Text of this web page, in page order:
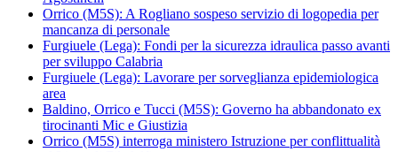
Orrico (M5S): A Rogliano sospeso servizio di logopedia per
mancanza di personale
Furgiuele (Lega): Fondi per la sicurezza idraulica passo avanti
per sviluppo Calabria
Furgiuele (Lega): Lavorare per sorveglianza epidemiologica
area
Baldino, Orrico e Tucci (M5S): Governo ha abbandonato ex
tirocinanti Mic e Giustizia
Orrico (M5S) interroga ministero Istruzione per conflittualità